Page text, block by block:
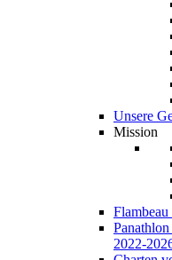
Unsere
Mission
2022-